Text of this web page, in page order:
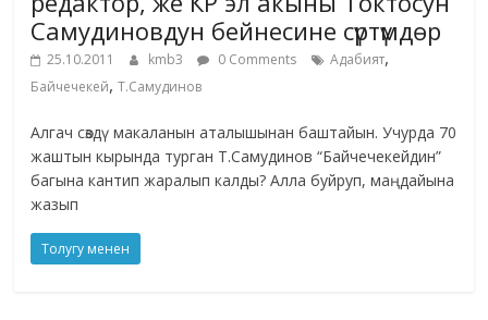
Самудиновдун бейнесине сүртүмдөр
25.10.2011 kmb3 0 Comments Адабият,
Байчечекей,Т.Самудинов
Алгач сөздү макаланын аталышынан баштайын. Учурда 70
жаштын кырында турган Т.Самудинов “Байчечекейдин”
багына кантип жаралып калды? Алла буйруп, маңдайына
жазып
Толугу менен